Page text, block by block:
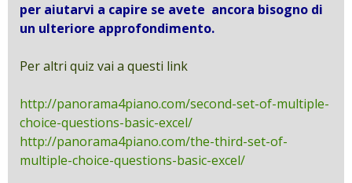
per aiutarvi a capire se avete ancora bisogno di
un ulteriore approfondimento.
Per altri quiz vai a questi link
http://panorama4piano.com/second-set-of-multiple-
choice-questions-basic-excel/
http://panorama4piano.com/the-third-set-of-
multiple-choice-questions-basic-excel/